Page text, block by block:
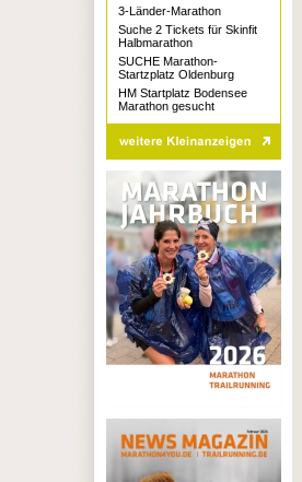
3-Länder-Marathon
Suche 2 Tickets für Skinfit
Halbmarathon
SUCHE Marathon-
Startzplatz Oldenburg
HM Startplatz Bodensee
Marathon gesucht